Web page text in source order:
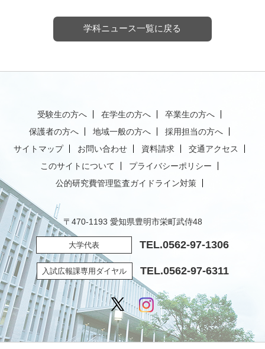
学科ニュース一覧に戻る
受験生の方へ 在学生の方へ
卒業生の方へ
保護者の方へ
地域一般の方へ
採用担当の方へ
サイトマップ
お問い合わせ 資料請求
交通アクセス
このサイトについて
プライバシーポリシー
公的研究費管理監査ガイドライン対策
〒470-1193 愛知県豊明市栄町武侍48
大学代表 TEL.0562-97-1306
入試広報課専用ダイヤル TEL.0562-97-6311